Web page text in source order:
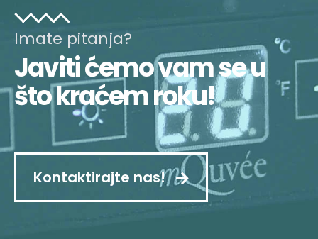
Imate pitanja?
Javiti ćemo vam se u
što kraćem roku!
Kontaktirajte nas!